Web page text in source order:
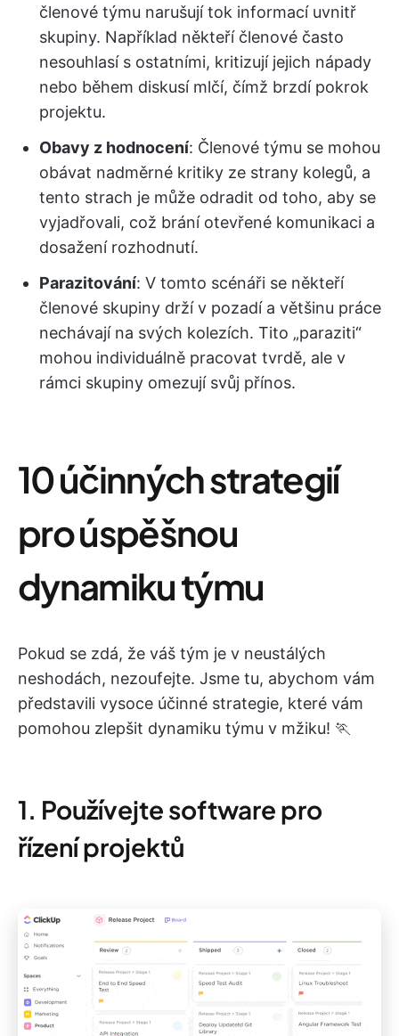
členové týmu narušují tok informací uvnitř
skupiny. Například někteří členové často
nesouhlasí s ostatními, kritizují jejich nápady
nebo během diskusí mlčí, čímž brzdí pokrok
projektu.
Obavy z hodnocení: Členové týmu se mohou
obávat nadměrné kritiky ze strany kolegů, a
tento strach je může odradit od toho, aby se
vyjadřovali, což brání otevřené komunikaci a
dosažení rozhodnutí.
Parazitování: V tomto scénáři se někteří
členové skupiny drží v pozadí a většinu práce
nechávají na svých kolezích. Tito „paraziti“
mohou individuálně pracovat tvrdě, ale v
rámci skupiny omezují svůj přínos.
10 účinných strategií
pro úspěšnou
dynamiku týmu
Pokud se zdá, že váš tým je v neustálých
neshodách, nezoufejte. Jsme tu, abychom vám
představili vysoce účinné strategie, které vám
pomohou zlepšit dynamiku týmu v mžiku! 🏃
1. Používejte software pro
řízení projektů